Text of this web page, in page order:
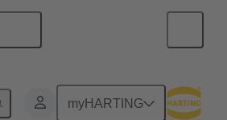
myHARTING